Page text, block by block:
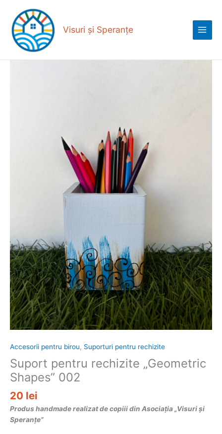
content
Visuri și Speranțe
Menu
Accesorii pentru birou, Suporturi pentru rechizite
Suport pentru rechizite „Geometric
Shapes” 002
20 lei
Produs handmade realizat de copiii din Asociația „Visuri și
Speranțe”